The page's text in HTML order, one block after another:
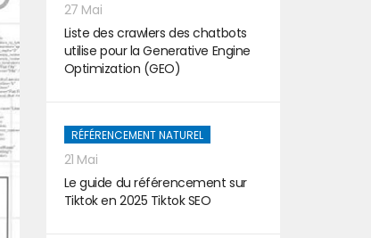
27 Mai
Liste des crawlers des chatbots
utilise pour la Generative Engine
Optimization (GEO)
RÉFÉRENCEMENT NATUREL
21 Mai
Le guide du référencement sur
Tiktok en 2025 Tiktok SEO